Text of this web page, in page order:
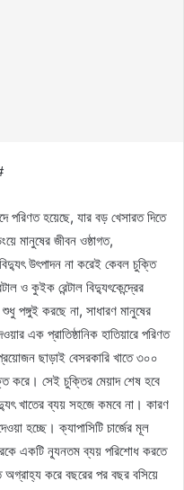
পরিণত হয়েছে, যার বড় খেসারত দিতে
মানুষের জীবন ওষ্ঠাগত,
উৎপাদন না করেই কেবল চুক্তি
ও কুইক রেন্টাল বিদ্যুৎকেন্দ্রের
পঙ্গুই করছে না, সাধারণ মানুষের
এক প্রাতিষ্ঠানিক হাতিয়ারে পরিণত
ছাড়াই বেসরকারি খাতে ৩০০
করে। সেই চুক্তির মেয়াদ শেষ হবে
খাতের ব্যয় সহজে কমবে না। কারণ
হচ্ছে। ক্যাপাসিটি চার্জের মূল
একটি ন্যূনতম ব্যয় পরিশোধ করতে
অগ্রাহ্য করে বছরের পর বছর বসিয়ে